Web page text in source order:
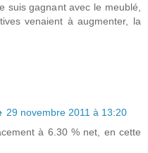
suis gagnant avec le meublé,
venaient à augmenter, la
29 novembre 2011 à 13:20
à 6.30 % net, en cette